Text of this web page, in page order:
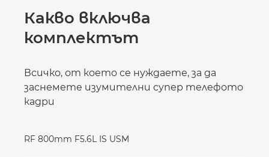
Какво включва
комплектът
Всичко, от което се нуждаете, за да
заснемете изумителни супер телефото
кадри
RF 800mm F5.6L IS USM